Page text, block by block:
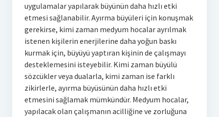
uygulamalar yapılarak büyünün daha hızlı etki
etmesi sağlanabilir. Ayırma büyüleri için konuşmak
gerekirse, kimi zaman medyum hocalar ayrılmak
istenen kişilerin enerjilerine daha yoğun baskı
kurmak için, büyüyü yaptıran kişinin de çalışmayı
desteklemesini isteyebilir. Kimi zaman büyülü
sözcükler veya dualarla, kimi zaman ise farklı
zikirlerle, ayırma büyüsünün daha hızlı etki
etmesini sağlamak mümkündür. Medyum hocalar,
yapılacak olan çalışmanın acilliğine ve zorluğuna